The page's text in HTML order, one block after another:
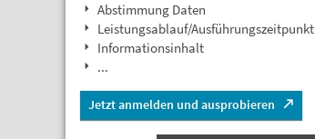
Abstimmung Daten
Leistungsablauf/Ausführungszeitpunkt
Informationsinhalt
...
Jetzt anmelden und ausprobieren